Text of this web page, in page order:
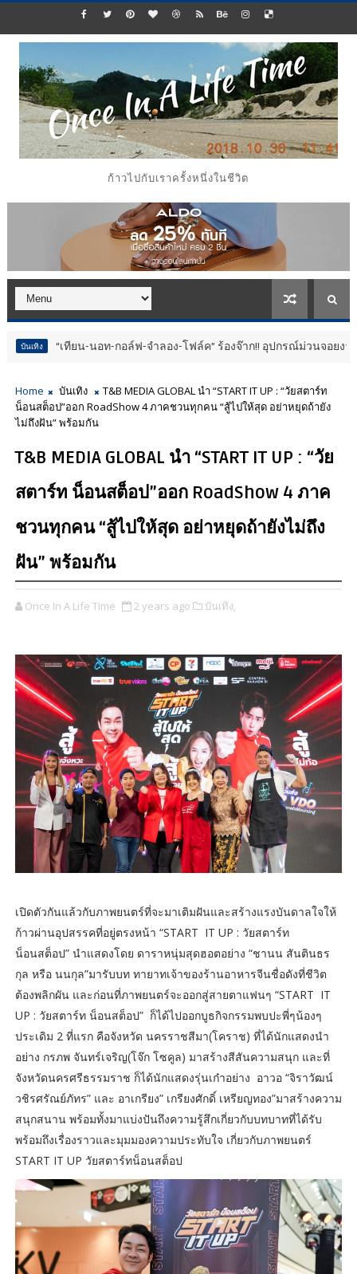
ก้าวไปกับเราครั้งหนึ่งในชีวิต
ยน-นอท-กอล์ฟ-จำลอง-โฟล์ค” ร้องจ๊าก!! อุปกรณ์ม่วนจอยงานวัด.. ทำชีวิต
Home บันเทิง
T&B MEDIA GLOBAL นำ “START IT UP : “วัยสตาร์ท
น็อนสต็อป”ออก RoadShow 4 ภาคชวนทุกคน “สู้ไปให้สุด อย่าหยุดถ้ายัง
ไม่ถึงฝัน” พร้อมกัน
T&B MEDIA GLOBAL นำ “START IT UP : “วัย
สตาร์ท น็อนสต็อป”ออก RoadShow 4 ภาค
ชวนทุกคน “สู้ไปให้สุด อย่าหยุดถ้ายังไม่ถึง
ฝัน” พร้อมกัน
Once In A Life Time 2 years ago บันเทิง,
เปิดตัวกันแล้วกับภาพยนตร์ที่จะมาเติมฝันและสร้างแรงบันดาลใจให้
ก้าวผ่านอุปสรรคที่อยู่ตรงหน้า “START IT UP : วัยสตาร์ท
น็อนสต็อป” นำแสดงโดย ดาราหนุ่มสุดฮอตอย่าง “ชานน สันตินธร
กุล หรือ นนกุล”มารับบท ทายาทเจ้าของร้านอาหารจีนชื่อดังที่ชีวิต
ต้องพลิกผัน และก่อนที่ภาพยนตร์จะออกสู่สายตาแฟนๆ “START IT
UP : วัยสตาร์ท น็อนสต็อป” ก็ได้ไปออกบูธกิจกรรมพบปะพี่ๆน้องๆ
ประเดิม 2 ที่แรก คือจังหวัด นครราชสีมา(โคราช) ที่ได้นักแสดงนำ
อย่าง กรภพ จันทร์เจริญ(โจ๊ก โซคูล) มาสร้างสีสันความสนุก และที่
จังหวัดนครศรีธรรมราช ก็ได้นักแสดงรุ่นเก๋าอย่าง อาวอ “จิราวัฒน์
วชิรศรัณย์ภัทร” และ อาเกรียง” เกรียงศักดิ์ เหรียญทอง”มาสร้างความ
สนุกสนาน พร้อมทั้งมาแบ่งปันถึงความรู้สึกเกี่ยวกับบทบาทที่ได้รับ
พร้อมถึงเรื่องราวและมุมมองความประทับใจ เกี่ยวกับภาพยนตร์
START IT UP วัยสตาร์ทน็อนสต็อป